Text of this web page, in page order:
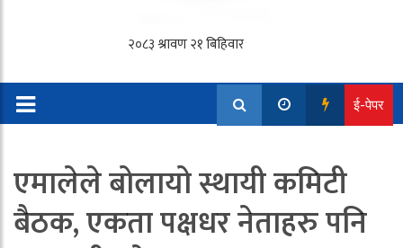
ई-पेपर
एमालेले बोलायो स्थायी कमिटी
बैठक, एकता पक्षधर नेताहरु पनि